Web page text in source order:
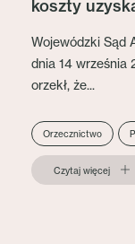
koszty
Wojewódzki Sąd
dnia 14 września
orzekł, że...
Orzecznictwo
Czytaj więcej